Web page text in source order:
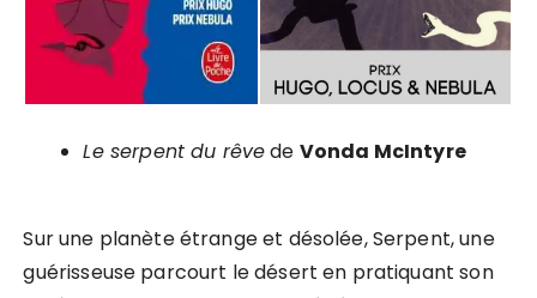
Le serpent du rêvede Vonda McIntyre
Sur une planète étrange et désolée, Serpent, une
guérisseuse parcourt le désert en pratiquant son